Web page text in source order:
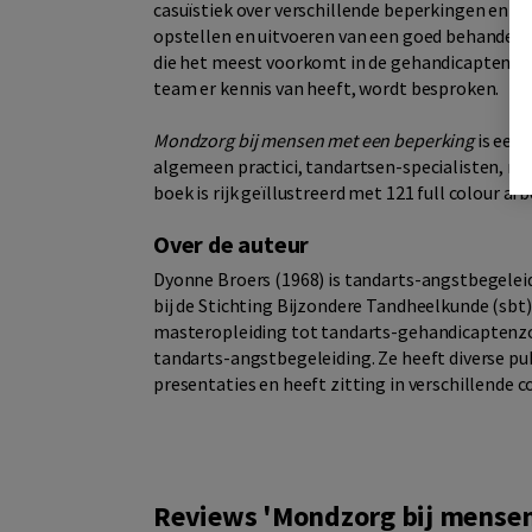
casuïstiek over verschillende beperkingen en
opstellen en uitvoeren van een goed
die het meest voorkomt in de
team er kennis van heeft, wordt besproken.
Mondzorg bij mensen met een beperkingis een
algemeen practici, tandartsen-specialisten,
boek is rijk geïllustreerd met 121 full colour
Over de auteur
Dyonne Broers (1968) is tandarts-
bij de Stichting Bijzondere Tandheelkunde
masteropleiding tot tandarts-
tandarts-angstbegeleiding. Ze heeft diverse
presentaties en heeft zitting in verschillende
Reviews 'Mondzorg bij